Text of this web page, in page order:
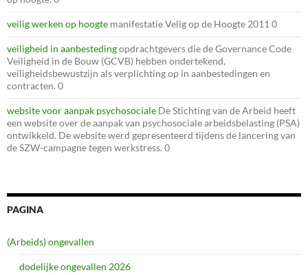
veilig werken op hoogte manifestatie Velig op de Hoogte 2011 0
veiligheid in aanbestedingopdrachtgevers die de Governance Code
Veiligheid in de Bouw (GCVB) hebben ondertekend,
veiligheidsbewustzijn als verplichting op in aanbestedingen en
contracten. 0
website voor aanpak psychosociale De Stichting van de Arbeid heeft
een website over de aanpak van psychosociale arbeidsbelasting (PSA)
ontwikkeld. De website werd gepresenteerd tijdens de lancering van
de SZW-campagne tegen werkstress. 0
PAGINA
(Arbeids) ongevallen
dodelijke ongevallen 2026